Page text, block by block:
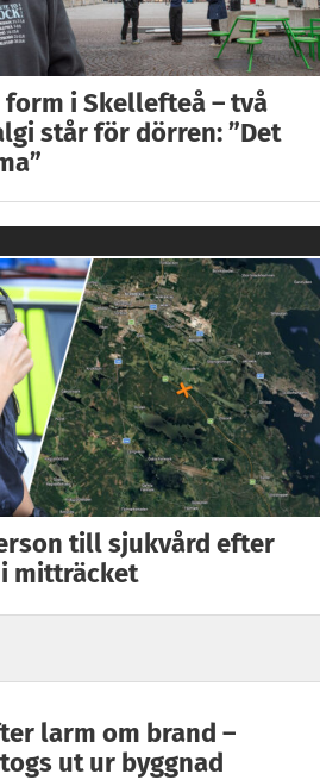
i Skellefteå – två
står för dörren: ”Det
till sjukvård efter
mitträcket
larm om brand –
ut ur byggnad